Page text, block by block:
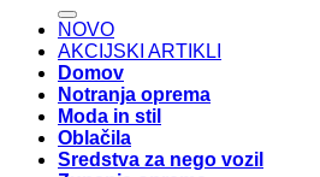
NOVO
AKCIJSKI ARTIKLI
Domov
Notranja oprema
Moda in stil
Oblačila
Sredstva za nego vozil